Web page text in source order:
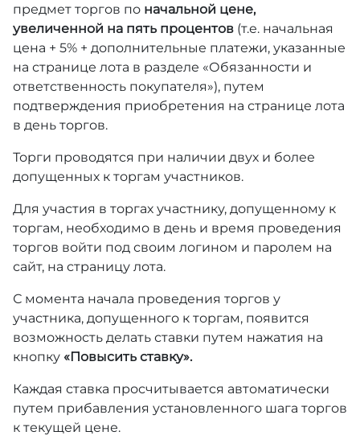
предмет торгов по начальной цене,
увеличенной на пять процентов (т.е. начальная
цена + 5% + дополнительные платежи, указанные
на странице лота в разделе «Обязанности и
ответственность покупателя»), путем
подтверждения приобретения на странице лота
в день торгов.
Торги проводятся при наличии двух и более
допущенных к торгам участников.
Для участия в торгах участнику, допущенному к
торгам, необходимо в день и время проведения
торгов войти под своим логином и паролем на
сайт, на страницу лота.
С момента начала проведения торгов у
участника, допущенного к торгам, появится
возможность делать ставки путем нажатия на
кнопку «Повысить ставку».
Каждая ставка просчитывается автоматически
путем прибавления установленного шага торгов
к текущей цене.